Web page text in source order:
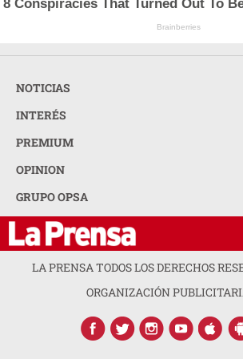
8 Conspiracies That Turned Out To
Brainberries
NOTICIAS
INTERÉS
PREMIUM
OPINION
GRUPO OPSA
LA PRENSA TODOS LOS DERECHOS
ORGANIZACIÓN